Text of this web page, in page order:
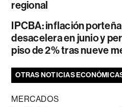
regional
IPCBA: inflación
desacelera en junio y
piso de 2% tras nueve
OTRAS NOTICIAS
MERCADOS